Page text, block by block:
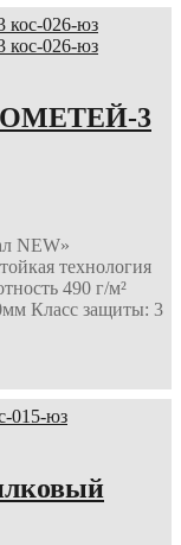
3
NEW»
технология
490 г/м²
Класс защиты: 3